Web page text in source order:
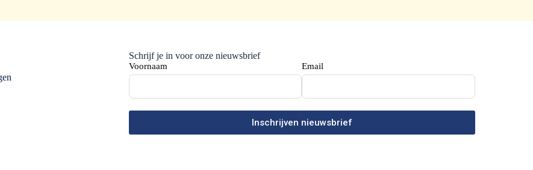
Schrijf je in voor onze nieuwsbrief
Voornaam Email
Inschrijven nieuwsbrief